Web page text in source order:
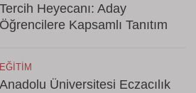
Tercih Heyecanı: Aday
Öğrencilere Kapsamlı Tanıtım
EĞITIM
Anadolu Üniversitesi Eczacılık